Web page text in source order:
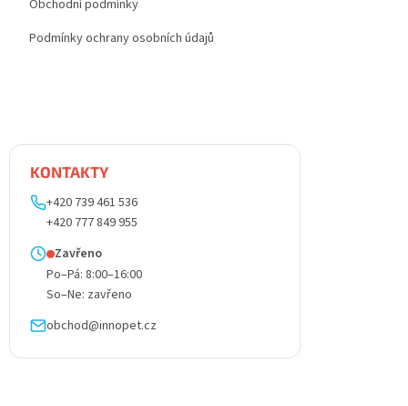
Obchodní podmínky
Podmínky ochrany osobních údajů
KONTAKTY
+420 739 461 536
+420 777 849 955
Zavřeno
Po–Pá: 8:00–16:00
So–Ne: zavřeno
obchod@innopet.cz